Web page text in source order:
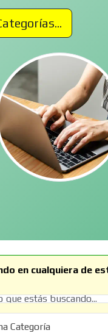
en cualquiera de
Categoría
Categoría